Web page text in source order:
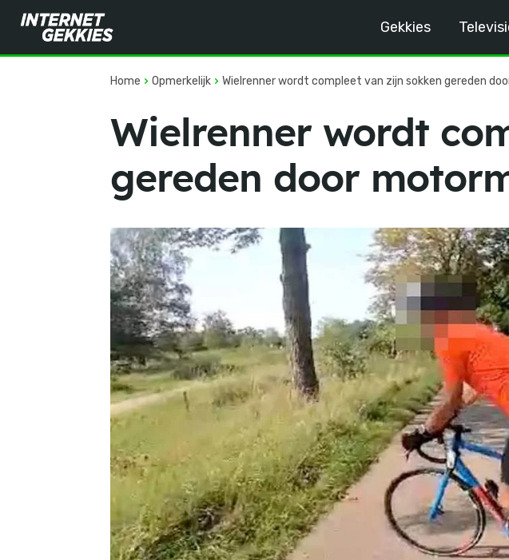
Gekkies
Home Opmerkelijk Wielrenner wordt compleet van zijn sokken gereden
Wielrenner wordt
gereden door